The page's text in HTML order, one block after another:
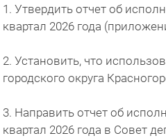
1. Утвердить отчет об
квартал 2026 года
2. Установить, что
городского округа
3. Направить отчет об
квартал 2026 года в Совет